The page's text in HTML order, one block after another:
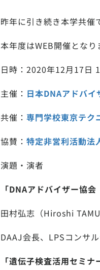
昨年に引き続き本学共催
本年度はWEB開催となり
日時：2020年12月17日
主催： 日本DNAアドバイ
共催： 専門学校東京テク
協賛： 特定非営利活動法
演題・演者
「DNAアドバイザー協
田村弘志（Hiroshi
DAAJ会長、LPSコンサ
「遺伝子検査活用セミ